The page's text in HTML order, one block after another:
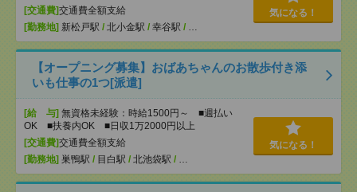
[交通費]交通費全額支給
[勤務地] 新松戸駅 / 北小金駅 / 幸谷駅 / …
気になる！
【オープニング募集】おばあちゃんのお散歩付き添
いも仕事の1つ[派遣]
[給 与] 無資格未経験：時給1500円～ ■週払い
OK ■扶養内OK ■日収1万2000円以上
[交通費]交通費全額支給
[勤務地] 巣鴨駅 / 目白駅 / 北池袋駅 / …
気になる！